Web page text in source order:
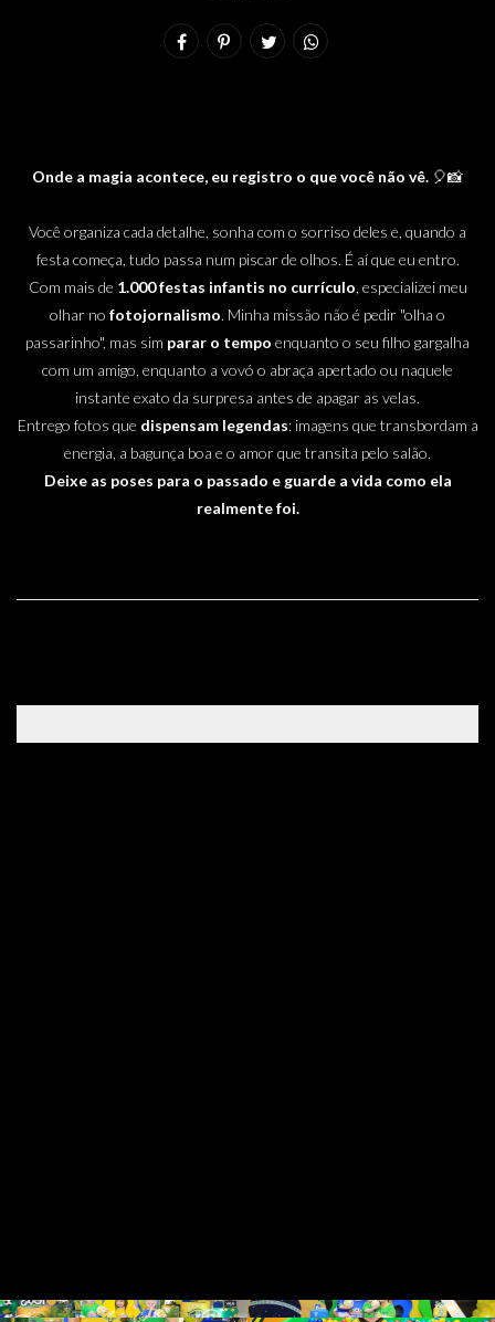
Onde a magia acontece, eu registro o que você não vê. 🎈📸
Você organiza cada detalhe, sonha com o sorriso deles e, quando a
festa começa, tudo passa num piscar de olhos. É aí que eu entro.
Com mais de 1.000 festas infantis no currículo, especializei meu
olhar no fotojornalismo. Minha missão não é pedir "olha o
passarinho", mas sim parar o tempo enquanto o seu filho gargalha
com um amigo, enquanto a vovó o abraça apertado ou naquele
instante exato da surpresa antes de apagar as velas.
Entrego fotos que dispensam legendas: imagens que transbordam a
energia, a bagunça boa e o amor que transita pelo salão.
Deixe as poses para o passado e guarde a vida como ela
realmente foi.